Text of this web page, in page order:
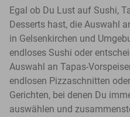
Egal ob Du Lust auf Sushi,
Desserts hast, die Auswahl
in Gelsenkirchen und
endloses Sushi oder
Auswahl an Tapas-
endlosen Pizzaschnitten
Gerichten, bei denen Du
auswählen und